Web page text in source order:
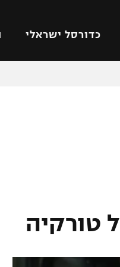
כדורסל ישראלי
דני אבדיה